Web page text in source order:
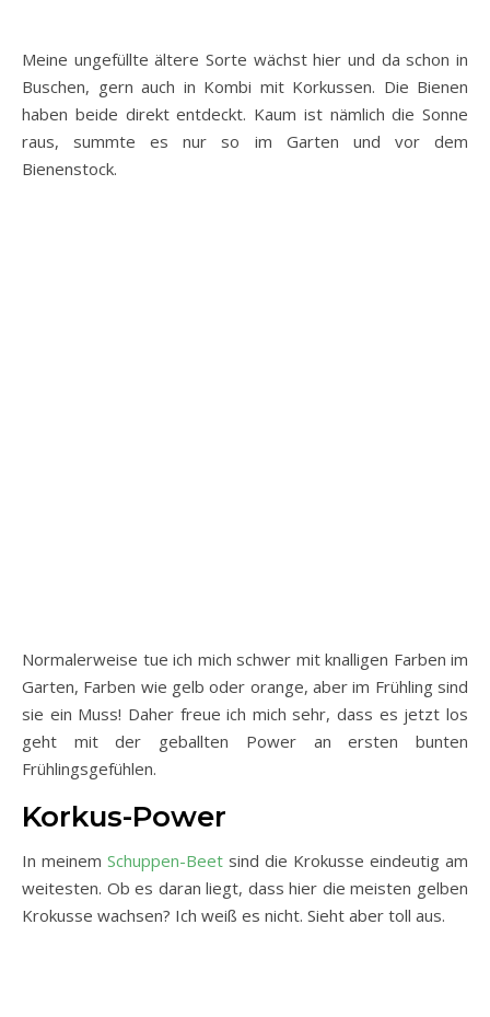
Meine ungefüllte ältere Sorte wächst hier und da schon in
Buschen, gern auch in Kombi mit Korkussen. Die Bienen
haben beide direkt entdeckt. Kaum ist nämlich die Sonne
raus, summte es nur so im Garten und vor dem
Bienenstock.
Normalerweise tue ich mich schwer mit knalligen Farben im
Garten, Farben wie gelb oder orange, aber im Frühling sind
sie ein Muss! Daher freue ich mich sehr, dass es jetzt los
geht mit der geballten Power an ersten bunten
Frühlingsgefühlen.
Korkus-Power
In meinem Schuppen-Beet sind die Krokusse eindeutig am
weitesten. Ob es daran liegt, dass hier die meisten gelben
Krokusse wachsen? Ich weiß es nicht. Sieht aber toll aus.